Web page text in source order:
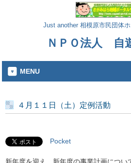
Just another 相模原市民団体
ＮＰＯ法人 自
MENU
４月１１日（土）定例活動
Pocket